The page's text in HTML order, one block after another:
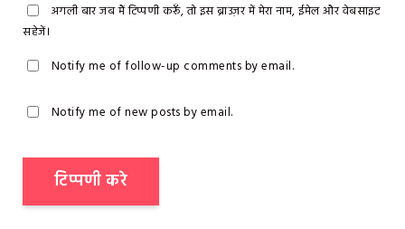
अगली बार जब मैं टिप्पणी करूँ, तो इस ब्राउज़र में मेरा नाम, ईमेल और वेबसाइट
सहेजें।
Notify me of follow-up comments by email.
Notify me of new posts by email.